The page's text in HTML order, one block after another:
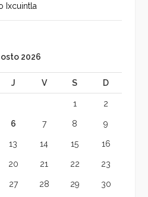
Ixcuintla
2026
J V S D
1 2
6 7 8 9
13 14 15 16
20 21 22 23
27 28 29 30